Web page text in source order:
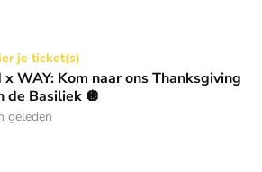
naar ons Thanksgiving gala in de
je ticket(s)
x WAY: Kom naar ons Thanksgiving
de Basiliek 🪩
geleden